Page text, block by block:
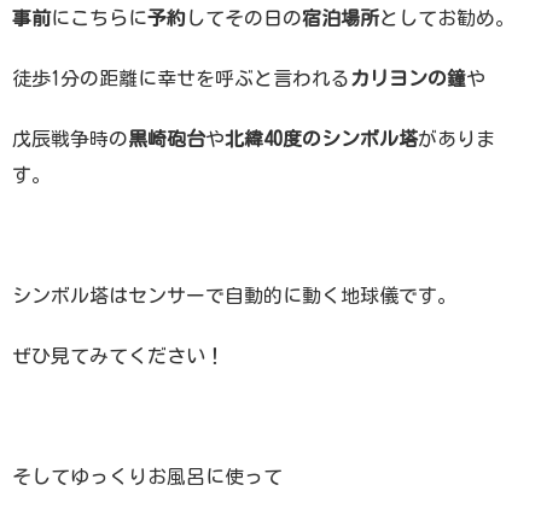
事前にこちらに予約してその日の宿泊場所としてお勧め。
徒歩1分の距離に幸せを呼ぶと言われる カリヨンの鐘や
戊辰戦争時の黒崎砲台や北緯40度のシンボル塔がありま
す。
シンボル塔はセンサーで自動的に動く地球儀です。
ぜひ見てみてください！
そしてゆっくりお風呂に使って